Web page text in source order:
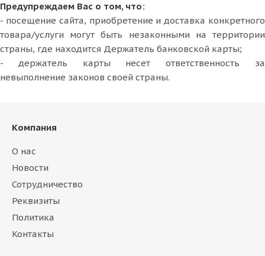
Предупреждаем Вас о том, что:
- посещение сайта, приобретение и доставка конкретного
товара/услуги могут быть незаконными на территории
страны, где находится Держатель банковской карты;
- держатель карты несет ответственность за
невыполнение законов своей страны.
Компания
О нас
Новости
Сотрудничество
Реквизиты
Политика
Контакты